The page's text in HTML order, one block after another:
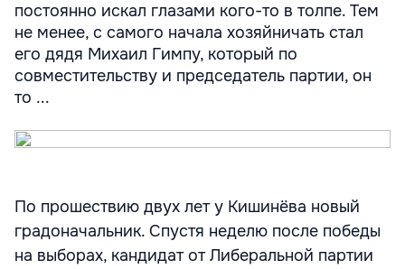
постоянно искал глазами кого-то в толпе. Тем
не менее, с самого начала хозяйничать стал
его дядя Михаил Гимпу, который по
совместительству и председатель партии, он
то ...
По прошествию двух лет у Кишинёва новый
градоначальник. Спустя неделю после победы
на выборах, кандидат от Либеральной партии